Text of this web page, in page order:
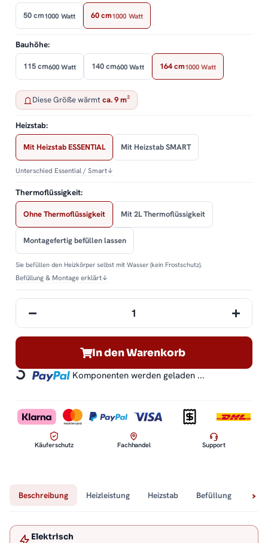
50 cm1000 Watt 60 cm1000 Watt
Bauhöhe:
115 cm600 Watt 140 cm600 Watt 164 cm1000 Watt
Diese Größe wärmt ca. 9 m²
Heizstab:
Mit Heizstab ESSENTIAL Mit Heizstab SMART
Unterschied Essential / Smart↓
Thermoflüssigkeit:
Ohne Thermoflüssigkeit Mit 2L Thermoflüssigkeit
Montagefertig befüllen lassen
Sie befüllen den Heizkörper selbst mit Wasser (kein Frostschutz).
Befüllung & Montage erklärt↓
In den Warenkorb
Loading... Komponenten werden geladen ...
Käuferschutz Fachhandel Support
Beschreibung Heizleistung Heizstab Befüllung
Elektrisch